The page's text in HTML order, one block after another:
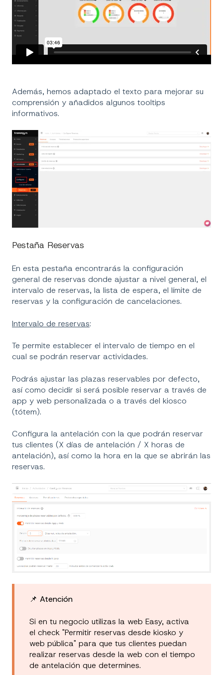
Además, hemos adaptado el texto para mejorar su
comprensión y añadidos algunos tooltips
informativos.
Pestaña Reservas
En esta pestaña encontrarás la configuración
general de reservas donde ajustar a nivel general, el
intervalo de reservas, la lista de espera, el límite de
reservas y la configuración de cancelaciones.
Intervalo de reservas:
Te permite establecer el intervalo de tiempo en el
cual se podrán reservar actividades.
Podrás ajustar las plazas reservables por defecto,
así como decidir si será posible reservar a través de
app y web personalizada o a través del kiosco
(tótem).
Configura la antelación con la que podrán reservar
tus clientes (X días de antelación / X horas de
antelación), así como la hora en la que se abrirán las
reservas.
📌 Atención
Si en tu negocio utilizas la web Easy, activa
el check "Permitir reservas desde kiosko y
web pública" para que tus clientes puedan
realizar reservas desde la web con el tiempo
de antelación que determines.